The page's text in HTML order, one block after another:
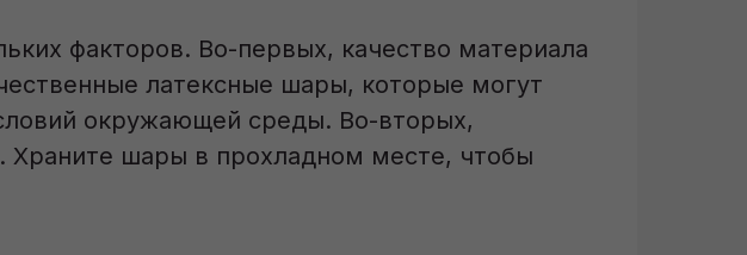
факторов. Во-первых, качество материала
латексные шары, которые могут
окружающей среды. Во-вторых,
Храните шары в прохладном месте, чтобы